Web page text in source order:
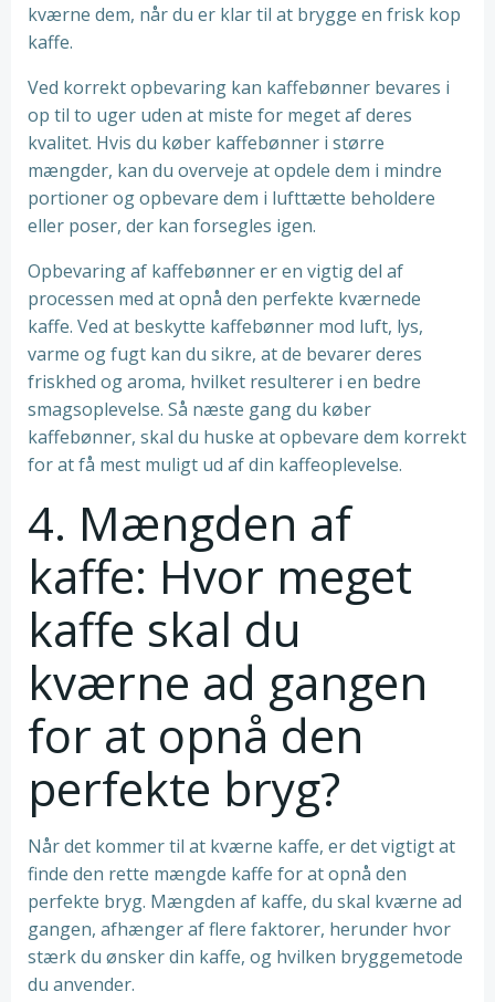
kværne dem, når du er klar til at brygge en frisk kop
kaffe.
Ved korrekt opbevaring kan kaffebønner bevares i
op til to uger uden at miste for meget af deres
kvalitet. Hvis du køber kaffebønner i større
mængder, kan du overveje at opdele dem i mindre
portioner og opbevare dem i lufttætte beholdere
eller poser, der kan forsegles igen.
Opbevaring af kaffebønner er en vigtig del af
processen med at opnå den perfekte kværnede
kaffe. Ved at beskytte kaffebønner mod luft, lys,
varme og fugt kan du sikre, at de bevarer deres
friskhed og aroma, hvilket resulterer i en bedre
smagsoplevelse. Så næste gang du køber
kaffebønner, skal du huske at opbevare dem korrekt
for at få mest muligt ud af din kaffeoplevelse.
4. Mængden af
kaffe: Hvor meget
kaffe skal du
kværne ad gangen
for at opnå den
perfekte bryg?
Når det kommer til at kværne kaffe, er det vigtigt at
finde den rette mængde kaffe for at opnå den
perfekte bryg. Mængden af kaffe, du skal kværne ad
gangen, afhænger af flere faktorer, herunder hvor
stærk du ønsker din kaffe, og hvilken bryggemetode
du anvender.